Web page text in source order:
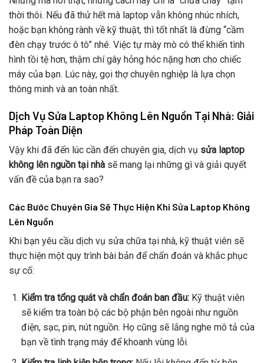
thời thôi. Nếu đã thử hết mà laptop vẫn không nhúc nhích,
hoặc bạn không rành về kỹ thuật, thì tốt nhất là đừng “cầm
đèn chạy trước ô tô” nhé. Việc tự mày mò có thể khiến tình
hình tồi tệ hơn, thậm chí gây hỏng hóc nặng hơn cho chiếc
máy của bạn. Lúc này, gọi thợ chuyên nghiệp là lựa chọn
thông minh và an toàn nhất.
Dịch Vụ Sửa Laptop Không Lên Nguồn Tại Nhà: Giải
Pháp Toàn Diện
Vậy khi đã đến lúc cần đến chuyên gia, dịch vụ sửa laptop
không lên nguồn tại nhà sẽ mang lại những gì và giải quyết
vấn đề của bạn ra sao?
Các Bước Chuyên Gia Sẽ Thực Hiện Khi Sửa Laptop Không
Lên Nguồn
Khi bạn yêu cầu dịch vụ sửa chữa tại nhà, kỹ thuật viên sẽ
thực hiện một quy trình bài bản để chẩn đoán và khắc phục
sự cố:
Kiểm tra tổng quát và chẩn đoán ban đầu:Kỹ thuật viên
sẽ kiểm tra toàn bộ các bộ phận bên ngoài như nguồn
điện, sạc, pin, nút nguồn. Họ cũng sẽ lắng nghe mô tả của
bạn về tình trạng máy để khoanh vùng lỗi.